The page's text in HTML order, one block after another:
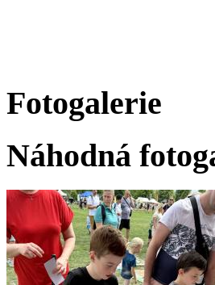
Fotogalerie
Náhodná